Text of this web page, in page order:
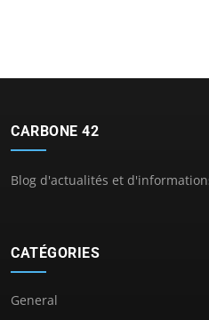
CARBONE 42
Blog d'actualités et
CATÉGORIES
General